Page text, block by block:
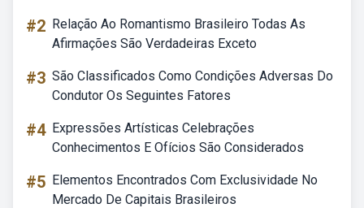
#2 Relação Ao Romantismo Brasileiro Todas As
Afirmações São Verdadeiras Exceto
#3 São Classificados Como Condições Adversas Do
Condutor Os Seguintes Fatores
#4 Expressões Artísticas Celebrações
Conhecimentos E Ofícios São Considerados
#5 Elementos Encontrados Com Exclusividade No
Mercado De Capitais Brasileiros